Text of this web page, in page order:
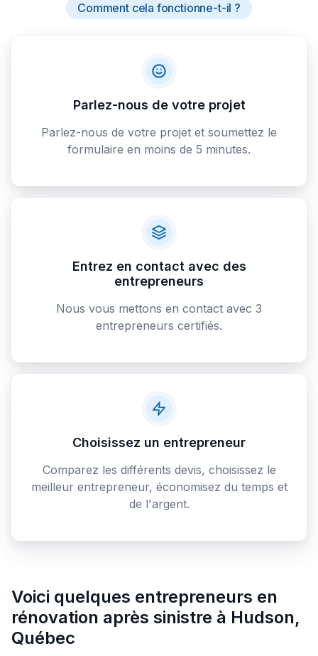
Comment cela fonctionne-t-il ?
Parlez-nous de votre projet
Parlez-nous de votre projet et soumettez le
formulaire en moins de 5 minutes.
Entrez en contact avec des
entrepreneurs
Nous vous mettons en contact avec 3
entrepreneurs certifiés.
Choisissez un entrepreneur
Comparez les différents devis, choisissez le
meilleur entrepreneur, économisez du temps et
de l'argent.
Voici quelques entrepreneurs en
rénovation après sinistre à Hudson,
Québec